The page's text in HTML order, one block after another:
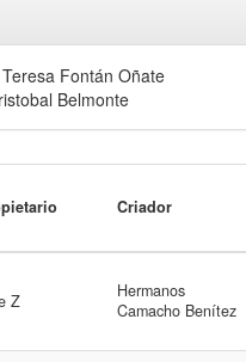
Fontán Oñate
Belmonte
Criador
Z
Hermanos
Camacho Benítez